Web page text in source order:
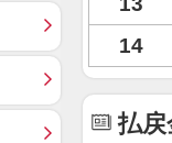
14
払戻